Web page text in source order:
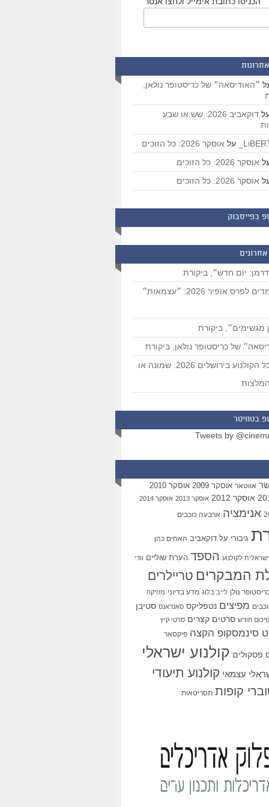
״האודיסאה״ של כריסטופר נולאן,
דוקאביב 2026: שש או שבע
על אוסקר 2026: כל הזוכים
אוסקר 2026: כל הזוכים
אוסקר 2026: כל הזוכים
בפייסבוק
יום חדש״, ביקורת
המועמדים לפרס אופיר 2026: ״עצמאות״
מגשימים״, ביקורת
של כריסטופר נולאן, ביקורת
פסטיבל הקולנוע בירושלים 2026: שמונה או
בטוויטר
Tweets by
אווטאר אוסקר 2009 אוסקר 2010
אוסקר 2012 אוסקר 2013 אוסקר 2014
אנימציה ארבעה כוכבים
גיבורי על דוקאביב האחים כהן
לקולנוע הספד הערת שוליים וודי
המבקרים טריילרים
נולן לייב בלוג מדע בדיוני מוזיקה
מפיצים נטפליקס סאנדאנס סטיבן
סיכום חודש סרטים קצרים סרטי קיץ
סינמסקופ הקצה פיקסאר
פסקולים קולנוע ישראלי
עצמאי קולנוע תיעודי
קופות תסריטאות